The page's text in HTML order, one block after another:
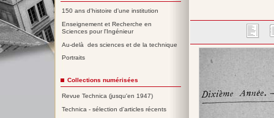
150 ans d'histoire d'une institution
Enseignement et Recherche en
Sciences pour l'Ingénieur
Au-delà des sciences et de la technique
Portraits
Collections numérisées
Revue Technica (jusqu'en 1947)
Technica - sélection d'articles récents